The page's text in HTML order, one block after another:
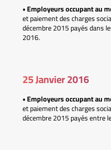
• Employeurs occupant au
et paiement des charges
décembre 2015 payés dans
2016.
25 Janvier 2016
• Employeurs occupant au
et paiement des charges
décembre 2015 payés entre